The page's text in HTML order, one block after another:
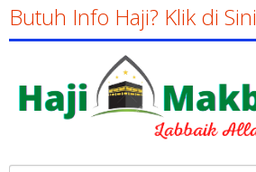
Butuh Info Haji? Klik di Sini